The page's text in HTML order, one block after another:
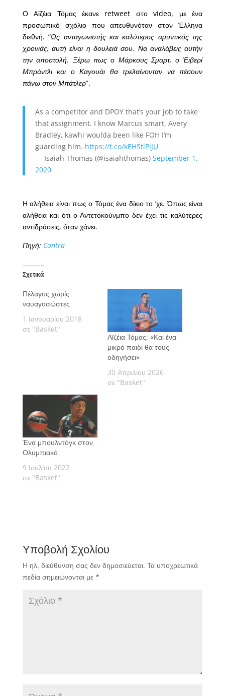
Ο Aϊζέια Τόμας έκανε retweet στο video, με ένα
προσωπικό σχόλιο που απευθυνόταν στον Έλληνα
διεθνή. “Ως ανταγωνιστής και καλύτερος αμυντικός της
χρονιάς, αυτή είναι η δουλειά σου. Να αναλάβεις αυτήν
την αποστολή. Ξέρω πως ο Μάρκους Σμαρτ, ο Έιβερί
Μπράντλι και ο Καγουάι θα τρελαίνονταν να πέσουν
πάνω στον Μπάτλερ“.
As a competitor and DPOY that’s your job to take
that assignment. I know Marcus smart, Avery
Bradley, kawhi woulda been like FOH I’m
guarding him. https://t.co/kEHStlPiJU
— Isaiah Thomas (@isaiahthomas) September 1,
2020
Η αλήθεια είναι πως ο Τόμας ένα δίκιο το ‘χε. Όπως είναι
αλήθεια και ότι ο Αντετοκούνμπο δεν έχει τις καλύτερες
αντιδράσεις, όταν χάνει.
Πηγή: Contra
Σχετικά
Πέλαγος χωρίς
ναυαγοσώστες
1 Ιανουαρίου 2018
σε "Basket"
Αϊζέια Τόμας: «Και ένα
μικρό παιδί θα τους
οδηγήσει»
30 Απριλίου 2026
σε "Basket"
Ένα μπουλντόγκ στον
Ολυμπιακό
9 Ιουλίου 2022
σε "Basket"
Υποβολή Σχολίου
Η ηλ. διεύθυνση σας δεν δημοσιεύεται. Τα υποχρεωτικά
πεδία σημειώνονται με *